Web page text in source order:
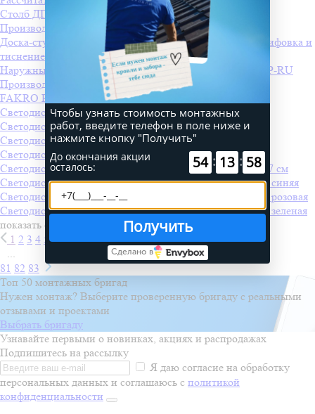
Столб ДПК Grand Line 100х100мм тиснение (на трубу)
Производитель
Grand Line
Доска-ступень стартовая ДПК Grand Line 160х22мм шлифовка и
тиснение
Производитель
Grand Line
Наружный утепленный гидроизоляционный оклад XDP-RU
Производитель
FAKRO
от 4 350 ₽
FAKRO PTP-V U3
Производитель
Светодиодная консоль "Звезды", 120 см
Светодиодная консоль "Звездный путь", 120 см
Светодиодная консоль "Букет звезд", 120 см
Светодиодная консоль "Фонарик", 90 см
Светодиодная консоль "Старинный Фонарь", 100*78*27 см
Светодиодная "Снежинка LED" с динамикой, 60*60см, синяя
Светодиодная "Снежинка LED" с динамикой, 60*60см, розовая
Светодиодная "Снежинка LED" с динамикой, 60*60см, зеленая
показать ещё
1 2 3 4 5
...
81 82 83
Топ 50 монтажных бригад
Нужен монтаж? Выберите проверенную бригаду с реальными
отзывами и проектами
Выбрать бригаду
Узнавайте первыми о новинках, акциях и распродажах
Подпишитесь на рассылку
Я даю согласие на обработку
персональных данных и соглашаюсь с политикой
конфиденциальности
Чтобы узнать стоимость монтажных
работ, введите телефон в поле ниже и
нажмите кнопку "Получить"
До окончания акции
осталось: 54 : 13 : 58
Получить
Сделано в